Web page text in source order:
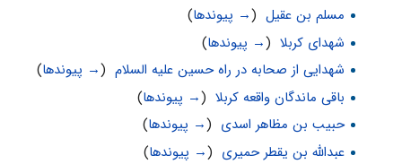
مسلم بن عقیل‏
(→ پیوندها)
شهدای کربلا‏
(→ پیوندها)
شهدایی از صحابه در راه حسین علیه السلام‏
(→ پیوندها)
باقی ماندگان واقعه کربلا‏
(→ پیوندها)
حبیب بن مظاهر اسدی (→ پیوندها)
عبدالله بن یقطر حمیرى (→ پیوندها)